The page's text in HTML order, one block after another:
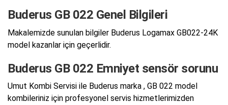
Buderus GB 022 Genel Bilgileri
Makalemizde sunulan bilgiler Buderus Logamax GB022-24K
model kazanlar için geçerlidir.
Buderus GB 022 Emniyet sensör sorunu
Umut Kombi Servisi ile Buderus marka , GB 022 model
kombileriniz için profesyonel servis hizmetlerimizden